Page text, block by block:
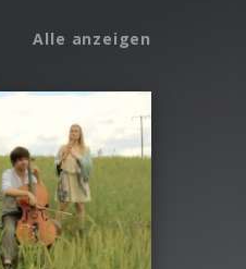
Alle anzeigen